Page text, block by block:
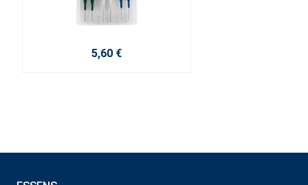
5,60 €